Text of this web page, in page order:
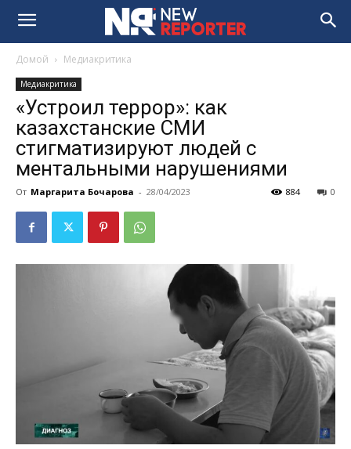
Домой Медиакритика
Медиакритика
«Устроил террор»: как
казахстанские СМИ
стигматизируют людей с
ментальными нарушениями
От Маргарита Бочарова - 28/04/2023 0
884